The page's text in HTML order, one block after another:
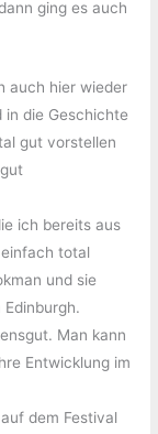
ging es auch
auch hier wieder
die Geschichte
gut vorstellen
ich bereits aus
total
und sie
Man kann
Entwicklung im
dem Festival